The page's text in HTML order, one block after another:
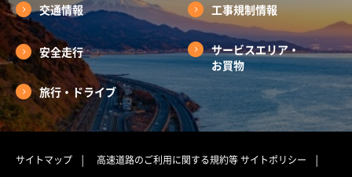
交通情報 工事規制情報
安全走行
サービスエリア・
お買物
旅行・ドライブ
サイトマップ 高速道路のご利用に関する規約等サイトポリシー